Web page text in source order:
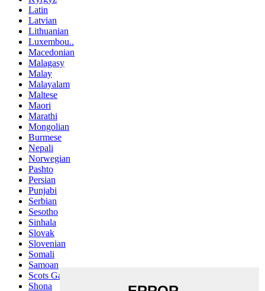
Latin
Latvian
Lithuanian
Luxembou..
Macedonian
Malagasy
Malay
Malayalam
Maltese
Maori
Marathi
Mongolian
Burmese
Nepali
Norwegian
Pashto
Persian
Punjabi
Serbian
Sesotho
Sinhala
Slovak
Slovenian
Somali
Samoan
Scots Gaelic
Shona